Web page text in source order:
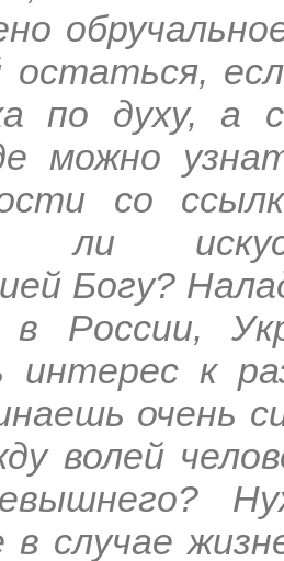
по духу, а
можно
со
ли
Богу?
в России,
интерес к
очень
волей
в случае